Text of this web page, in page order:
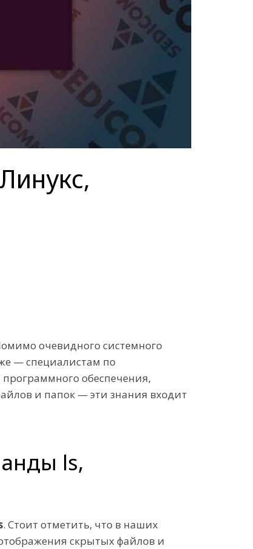
очевидного системного
— специалистам по
обеспечения,
и папок — эти знания входит
ls,
. Стоит отметить, что в наших
скрытых файлов и